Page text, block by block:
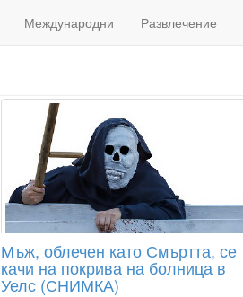
Международни Развлечение
Мъж, облечен като Смъртта, се
качи на покрива на болница в
Уелс (СНИМКА)